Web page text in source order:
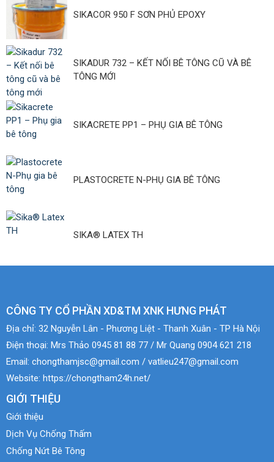
SIKACOR 950 F SƠN PHỦ EPOXY
SIKADUR 732 – KẾT NỐI BÊ TÔNG CŨ VÀ BÊ
TÔNG MỚI
SIKACRETE PP1 – PHỤ GIA BÊ TÔNG
PLASTOCRETE N-PHỤ GIA BÊ TÔNG
SIKA® LATEX TH
CÔNG TY CỔ PHẦN XD&TM XNK HƯNG PHÁT
Địa chỉ: 32 Nguyễn Lân - Phương Liệt - Thanh Xuân - TP Hà Nội
Điện thoại: Mrs Thảo 0945 81 88 77 / Mr Quang 0904 621 218
Email: chongthamjsc@gmail.com / vatlieu247@gmail.com
Website: https://chongtham24h.net/
GIỚI THIỆU
Giới thiệu
Dịch Vụ Chống Thấm
Chống Nứt Bê Tông